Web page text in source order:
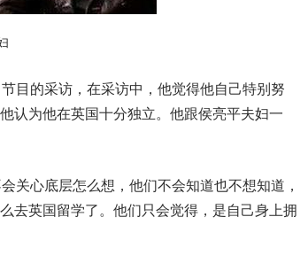
目的采访，在采访中，他觉得他自己特别努
认为他在英国十分独立。他跟侯亮平夫妇一
关心底层怎么想，他们不会知道也不想知道，
去英国留学了。他们只会觉得，是自己身上拥